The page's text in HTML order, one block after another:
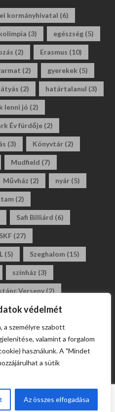
védelmét
a személyre szabott
valamint a forgalom
használunk. A "Mindet
a sütik
Az összes elfogadása
kormányhivatal (6)
(3) egészség (5)
(2) Erasmus (10)
(2) gyerekek (5)
(2) határtalanul (3)
lenni jó (2)
Év fürdője (2)
(3) Könyvtár (2)
Mudfield (7)
Művház (2) nyár (5)
(2)
Safi Billiárd (6)
SKF (27)
(5) Szeghalom (15)
színház (3)
Verseny (2)
(3) tánc(2)
(2) álláshirdetés
Szeghalom